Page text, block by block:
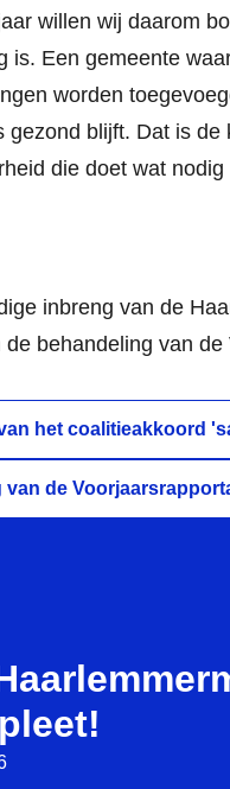
willen wij daarom
is. Een gemeente
worden
gezond blijft. Dat is
die doet wat
inbreng van de
behandeling van
het coalitieakkoord
van de